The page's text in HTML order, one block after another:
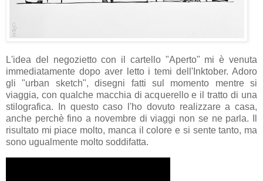
L'idea del negozietto con il cartello "Aperto" mi è venuta
immediatamente dopo aver letto i temi dell'Inktober. Adoro
gli "urban sketch", disegni fatti sul momento mentre si
viaggia, con qualche macchia di acquerello e il tratto di una
stilografica. In questo caso l'ho dovuto realizzare a casa,
anche perchè fino a novembre di viaggi non se ne parla. Il
risultato mi piace molto, manca il colore e si sente tanto, ma
sono ugualmente molto soddifatta.